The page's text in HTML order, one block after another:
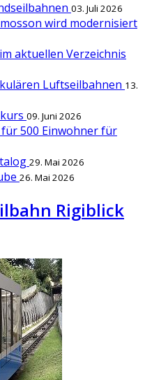
03. Juli 2026
wird modernisiert
aktuellen Verzeichnis
Luftseilbahnen 13.
09. Juni 2026
500 Einwohner für
29. Mai 2026
26. Mai 2026
Rigiblick